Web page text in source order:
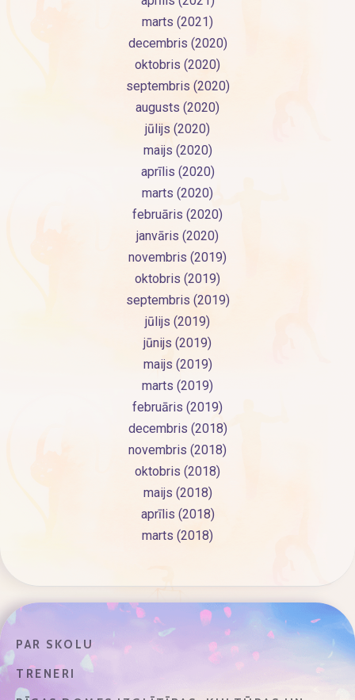
marts (2021)
decembris (2020)
oktobris (2020)
septembris (2020)
augusts (2020)
jūlijs (2020)
maijs (2020)
aprīlis (2020)
marts (2020)
februāris (2020)
janvāris (2020)
novembris (2019)
oktobris (2019)
septembris (2019)
jūlijs (2019)
jūnijs (2019)
maijs (2019)
marts (2019)
februāris (2019)
decembris (2018)
novembris (2018)
oktobris (2018)
maijs (2018)
aprīlis (2018)
marts (2018)
PAR SKOLU
TRENERI